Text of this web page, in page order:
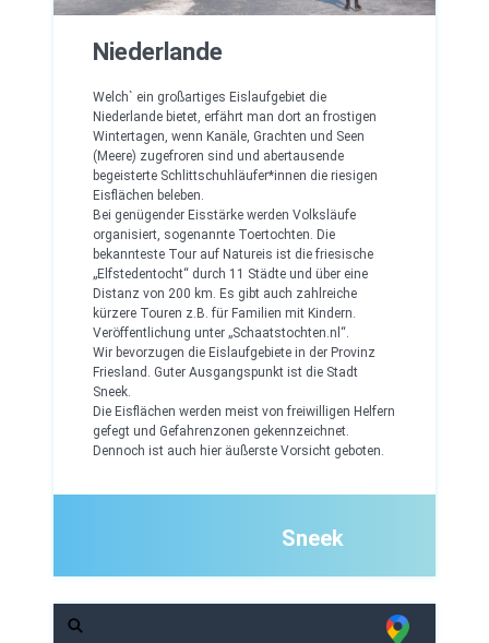
Niederlande
Welch` ein großartiges Eislaufgebiet die
Niederlande bietet, erfährt man dort an frostigen
Wintertagen, wenn Kanäle, Grachten und Seen
(Meere) zugefroren sind und abertausende
begeisterte Schlittschuhläufer*innen die riesigen
Eisflächen beleben.
Bei genügender Eisstärke werden Volksläufe
organisiert, sogenannte Toertochten. Die
bekannteste Tour auf Natureis ist die friesische
„Elfstedentocht“ durch 11 Städte und über eine
Distanz von 200 km. Es gibt auch zahlreiche
kürzere Touren z.B. für Familien mit Kindern.
Veröffentlichung unter „Schaatstochten.nl“.
Wir bevorzugen die Eislaufgebiete in der Provinz
Friesland. Guter Ausgangspunkt ist die Stadt
Sneek.
Die Eisflächen werden meist von freiwilligen Helfern
gefegt und Gefahrenzonen gekennzeichnet.
Dennoch ist auch hier äußerste Vorsicht geboten.
Sneek